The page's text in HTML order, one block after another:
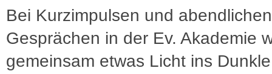
Bei Kurzimpulsen und abendlichen
Gesprächen in der Ev. Akademie
gemeinsam etwas Licht ins